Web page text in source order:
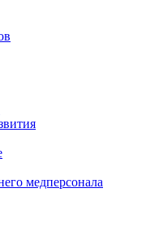
медперсонала